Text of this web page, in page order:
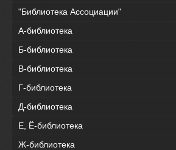
"Библиотека Ассоциации"
А-библиотека
Б-библиотека
В-библиотека
Г-библиотека
Д-библиотека
Е, Ё-библиотека
Ж-библиотека